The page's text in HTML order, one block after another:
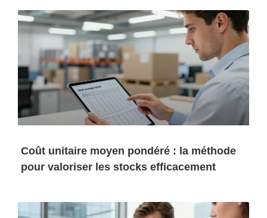
Coût unitaire moyen pondéré : la méthode
pour valoriser les stocks efficacement